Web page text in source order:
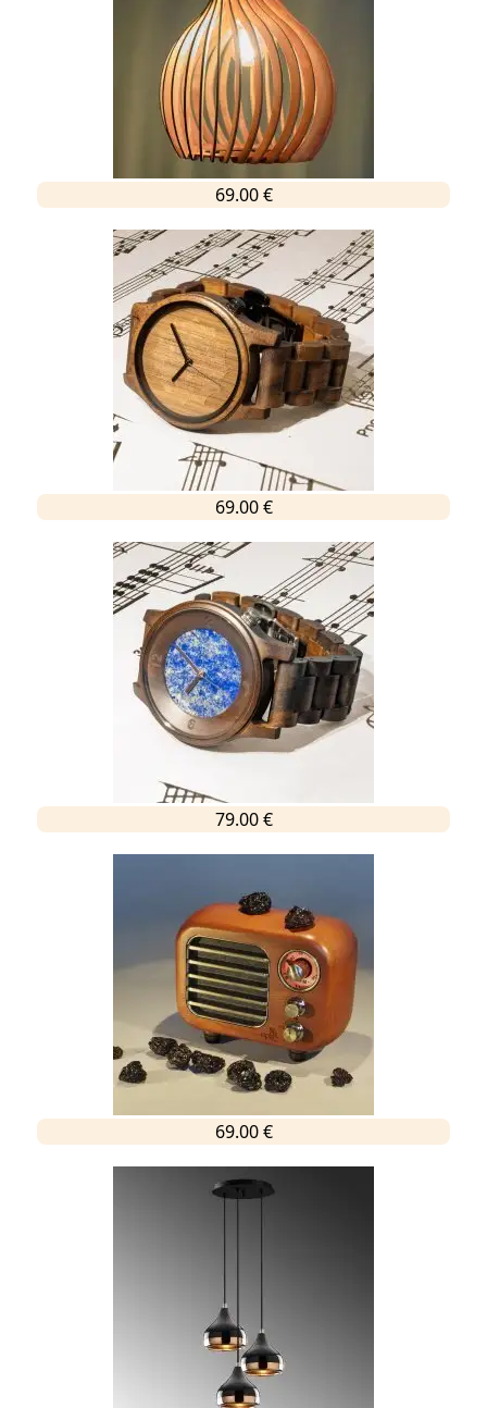
69.00 €
69.00 €
79.00 €
69.00 €